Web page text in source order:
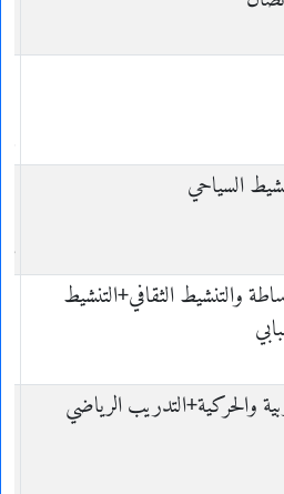
السياحي
والتنشيط الثقافي+التنشيط
والحركية+التدريب الرياضي